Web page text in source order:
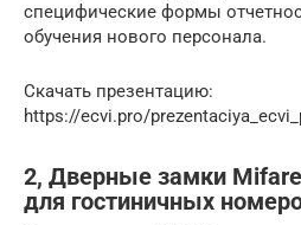
специфические формы
обучения нового персонала.
Скачать презентацию:
https://ecvi.pro/
2, Дверные замки Mifare
для гостиничных